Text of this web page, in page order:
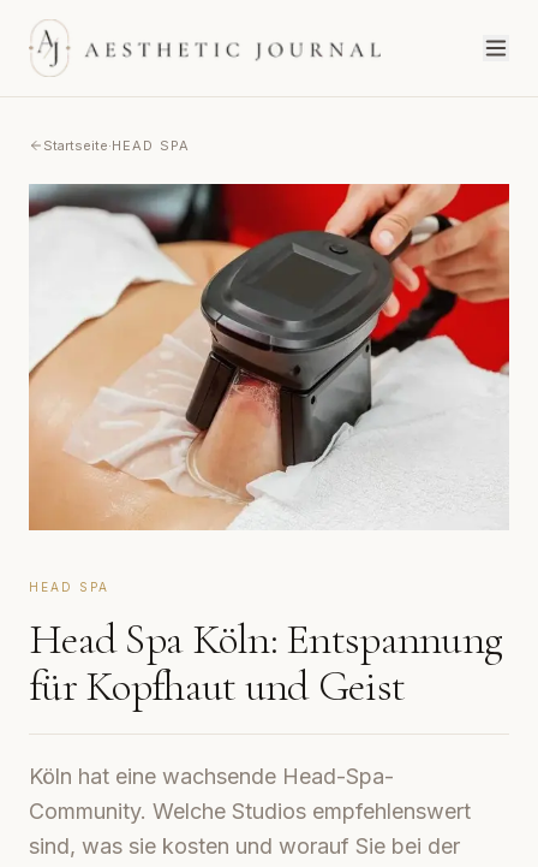
Startseite·HEAD SPA
HEAD SPA
Head Spa Köln: Entspannung
für Kopfhaut und Geist
Köln hat eine wachsende Head-Spa-
Community. Welche Studios empfehlenswert
sind, was sie kosten und worauf Sie bei der